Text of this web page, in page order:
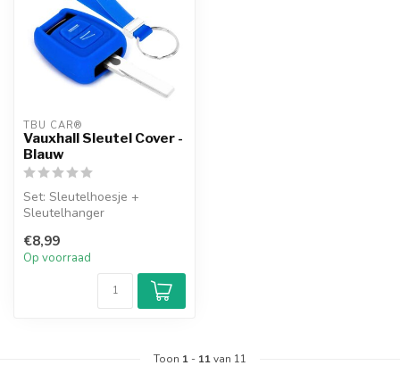
TBU CAR®
Vauxhall Sleutel Cover -
Blauw
Set: Sleutelhoesje +
Sleutelhanger
€8,99
Op voorraad
Toon 1 - 11van 11